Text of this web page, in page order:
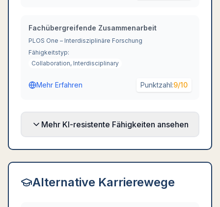
Fachübergreifende Zusammenarbeit
PLOS One – Interdisziplinäre Forschung
Fähigkeitstyp:
Collaboration, Interdisciplinary
Mehr Erfahren Punktzahl:9/10
Mehr KI-resistente Fähigkeiten ansehen
Alternative Karrierewege